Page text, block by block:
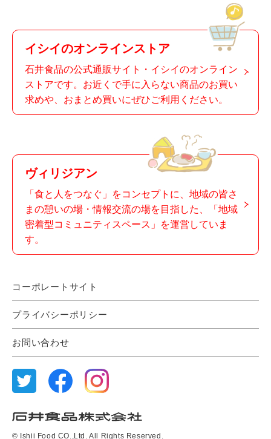
イシイのオンラインストア
石井食品の公式通販サイト・イシイのオンライン
ストアです。お近くで手に入らない商品のお買い
求めや、おまとめ買いにぜひご利用ください。
ヴィリジアン
「食と人をつなぐ」をコンセプトに、地域の皆さ
まの憩いの場・情報交流の場を目指した、「地域
密着型コミュニティスペース」を運営していま
す。
コーポレートサイト
プライバシーポリシー
お問い合わせ
© Ishii Food CO.,Ltd. All Rights Reserved.